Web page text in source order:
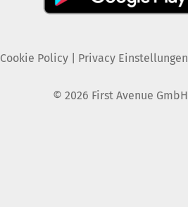
Cookie Policy| Privacy Einstellungen
© 2026 First Avenue GmbH